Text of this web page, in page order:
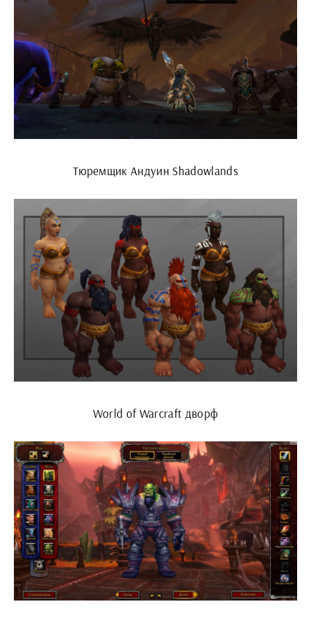
Тюремщик Андуин Shadowlands
World of Warcraft дворф